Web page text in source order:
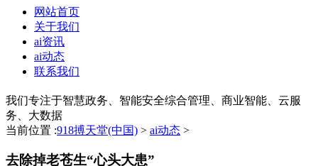
网站首页
关于我们
ai资讯
ai动态
联系我们
我们专注于智慧政务、智能安全综合管理、商业智能、云服
务、大数据
当前位置 :918搏天堂(中国) > ai动态 >
去除掉老苍生“心头大患”